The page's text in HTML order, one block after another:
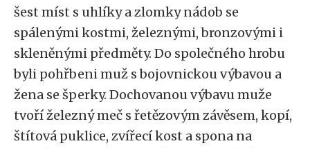
šest míst s uhlíky a zlomky nádob se
spálenými kostmi, železnými, bronzovými i
skleněnými předměty. Do společného hrobu
byli pohřbeni muž s bojovnickou výbavou a
žena se šperky. Dochovanou výbavu muže
tvoří železný meč s řetězovým závěsem, kopí,
štítová puklice, zvířecí kost a spona na